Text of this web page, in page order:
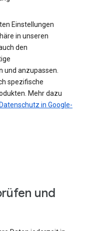
Einstellungen
in unseren
den
und anzupassen.
spezifische
Mehr dazu
in Google-
und